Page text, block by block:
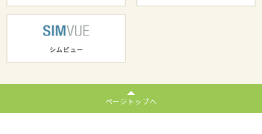
ページトップへ